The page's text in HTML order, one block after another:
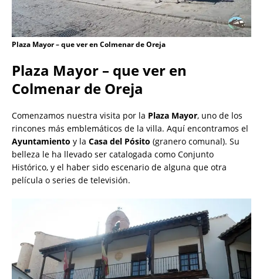
Plaza Mayor – que ver en Colmenar de Oreja
Plaza Mayor – que ver en
Colmenar de Oreja
Comenzamos nuestra visita por la Plaza Mayor, uno de los
rincones más emblemáticos de la villa. Aquí encontramos el
Ayuntamiento y la Casa del Pósito (granero comunal). Su
belleza le ha llevado ser catalogada como Conjunto
Histórico, y el haber sido escenario de alguna que otra
película o series de televisión.